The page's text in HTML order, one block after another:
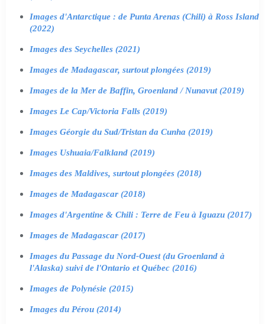
Images d'Antarctique : de Punta Arenas (Chili) à Ross Island
(2022)
Images des Seychelles (2021)
Images de Madagascar, surtout plongées (2019)
Images de la Mer de Baffin, Groenland / Nunavut (2019)
Images Le Cap/Victoria Falls (2019)
Images Géorgie du Sud/Tristan da Cunha (2019)
Images Ushuaia/Falkland (2019)
Images des Maldives, surtout plongées (2018)
Images de Madagascar (2018)
Images d'Argentine & Chili : Terre de Feu à Iguazu (2017)
Images de Madagascar (2017)
Images du Passage du Nord-Ouest (du Groenland à
l'Alaska) suivi de l'Ontario et Québec (2016)
Images de Polynésie (2015)
Images du Pérou (2014)